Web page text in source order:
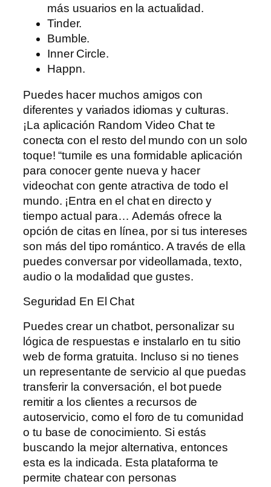
más usuarios en la actualidad.
Tinder.
Bumble.
Inner Circle.
Happn.
Puedes hacer muchos amigos con
diferentes y variados idiomas y culturas.
¡La aplicación Random Video Chat te
conecta con el resto del mundo con un solo
toque! “tumile es una formidable aplicación
para conocer gente nueva y hacer
videochat con gente atractiva de todo el
mundo. ¡Entra en el chat en directo y
tiempo actual para… Además ofrece la
opción de citas en línea, por si tus intereses
son más del tipo romántico. A través de ella
puedes conversar por videollamada, texto,
audio o la modalidad que gustes.
Seguridad En El Chat
Puedes crear un chatbot, personalizar su
lógica de respuestas e instalarlo en tu sitio
web de forma gratuita. Incluso si no tienes
un representante de servicio al que puedas
transferir la conversación, el bot puede
remitir a los clientes a recursos de
autoservicio, como el foro de tu comunidad
o tu base de conocimiento. Si estás
buscando la mejor alternativa, entonces
esta es la indicada. Esta plataforma te
permite chatear con personas